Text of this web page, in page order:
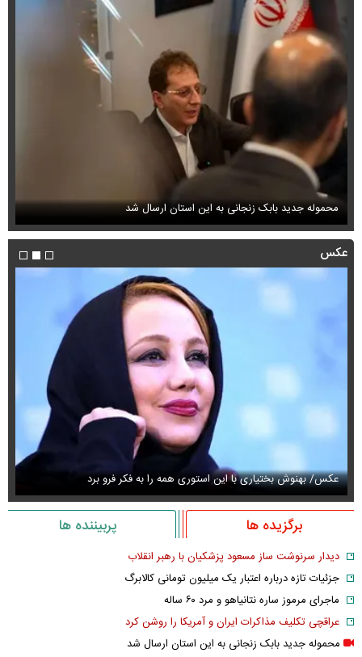
محموله جدید بابک زنجانی به این استان ارسال شد
عکس
عکس/ بهنوش بختیاری با این استوری همه را به فکر فرو برد
برگزیده ها پربیننده ها
دیدار سرنوشت ساز مسعود پزشکیان با رهبر انقلاب
جزئیات تازه درباره اعتبار یک میلیون تومانی کالابرگ
ماجرای مرموز ساره نتانیاهو و مرد ۶۰ ساله
عراقچی تکلیف مذاکرات ایران و آمریکا را روشن کرد
محموله جدید بابک زنجانی به این استان ارسال شد